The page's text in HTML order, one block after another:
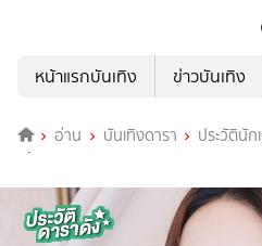
หน้าแรกบันเทิง
ข่าวบันเทิง
อ่าน บันเทิงดารา ประวัตินั
ยรัตกลิน